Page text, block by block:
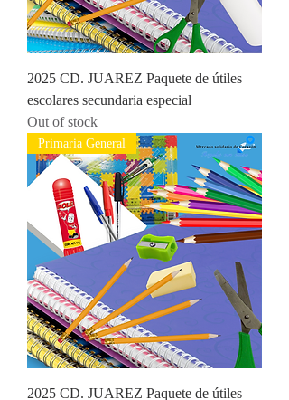
2025 CD. JUAREZ Paquete de útiles
escolares secundaria especial
Out of stock
Primaria General
2025 CD. JUAREZ Paquete de útiles